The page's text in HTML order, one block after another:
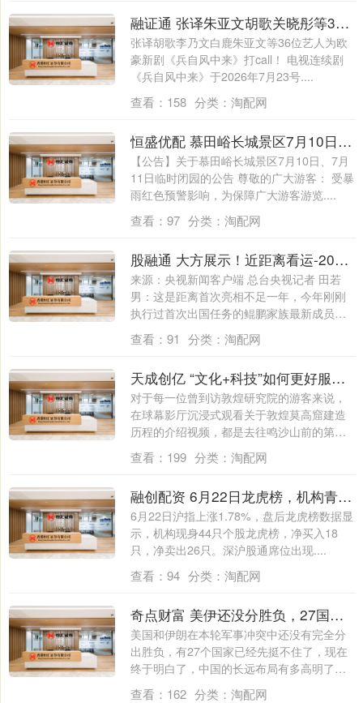
融证通 张译朱亚文胡歌关晓彤等36位大咖为欧豪新剧《兵自风中来》打call
张译胡歌李乃文白鹿朱亚文等36位艺人为欧
豪新剧《兵自风中来》打call！ 电视连续剧
《兵自风中来》于2026年7月23号....
查看： 158 分类： 淘配网
恒盛优配 慕田峪长城景区7月10日、7月11日临时闭园
【公告】关于慕田峪长城景区7月10日、7月
11日临时闭园的公告 尊敬的广大游客： 受暴
雨红色预警影响，为保障广大游客游览....
查看： 97 分类： 淘配网
股融通 大方展示！近距离看运-20B“中国心”细节拉满
来源：央视新闻客户端 总台央视记者 田若
男：这是距离首次亮相不足一年，今年刚刚
执行过首次出国任务的鲲鹏家族最新成员
运-2....
查看： 91 分类： 淘配网
天成创亿 “文化+科技”如何更好服务人民丨天府新视界
对于每一位曾到访敦煌研究院的游客来说，
在球幕影厅沉浸式观看关于敦煌莫高窟建造
历程的介绍视频，都是去往鸣沙山前的第一
站科普....
查看： 199 分类： 淘配网
融创配资 6月22日龙虎榜，机构青睐这18股
6月22日沪指上涨1.78%，盘后龙虎榜数据显
示，机构现身44只个股龙虎榜，净买入18
只，净卖出26只。深沪股通席位出现....
查看： 94 分类： 淘配网
奇点财富 美伊还没分胜负，27国先挺不住，现在终于明白，中方布局有多高明
美国和伊朗在本轮军事冲突中还没有完全分
出胜负，有27个国家已经先挺不住了，现在
终于明白了，中国的长远布局有多高明了。
截....
查看： 162 分类： 淘配网